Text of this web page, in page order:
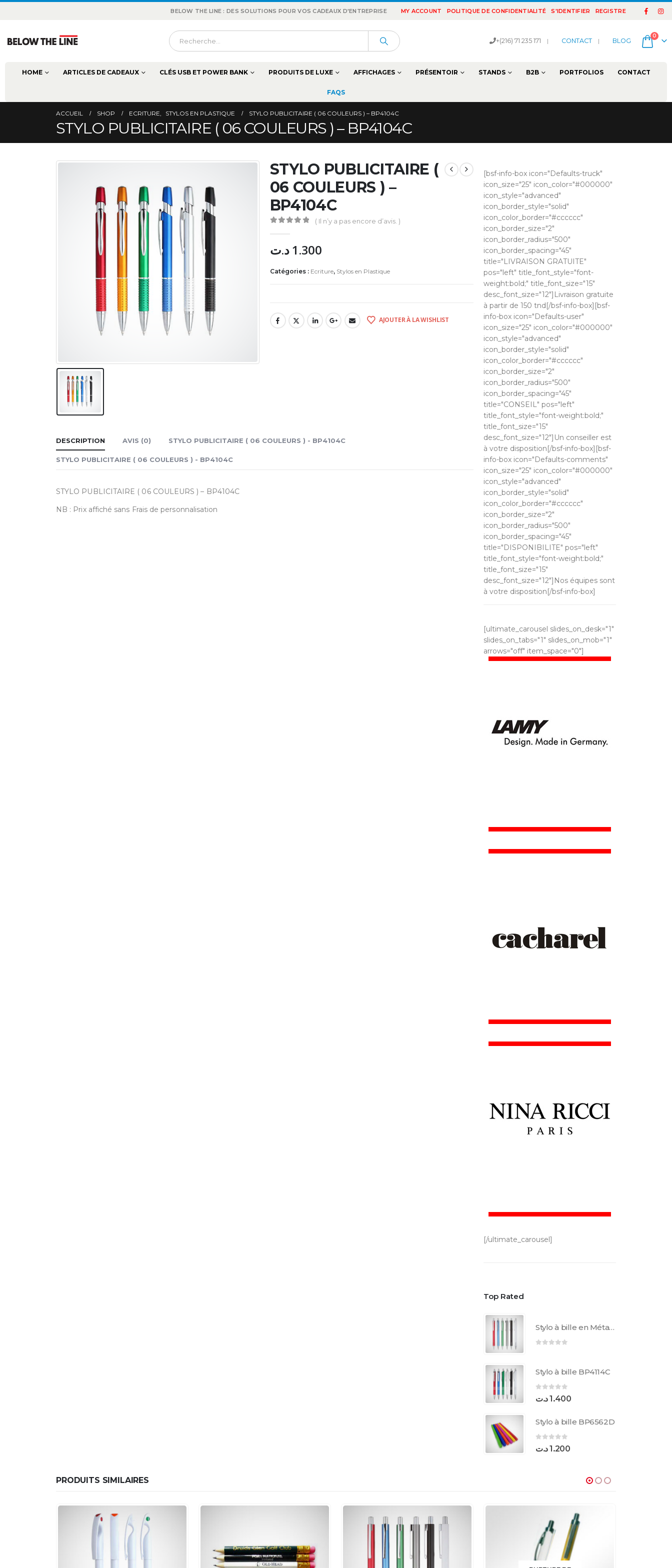
BELOW THE LINE : DES SOLUTIONS POUR VOS CADEAUX D'ENTREPRISE MY ACCOUNT POLITIQUE DE CONFIDENTIALITÉ S'IDENTIFIER REGISTRE
+(216) 71 235 171 | CONTACT | BLOG
0
HOME ARTICLES DE CADEAUX CLÉS USB ET POWER BANK PRODUITS DE LUXE AFFICHAGES PRÉSENTOIR STANDS B2B PORTFOLIOS CONTACT
FAQS
ACCUEIL SHOP ECRITURE, STYLOS EN PLASTIQUE STYLO PUBLICITAIRE ( 06 COULEURS ) – BP4104C
STYLO PUBLICITAIRE ( 06 COULEURS ) – BP4104C
STYLO PUBLICITAIRE (
06 COULEURS ) –
BP4104C
( Il n’y a pas encore d’avis. )
1.300 د.ت
Catégories : Ecriture, Stylos en Plastique
AJOUTER À LA WISHLIST
DESCRIPTION AVIS (0) STYLO PUBLICITAIRE ( 06 COULEURS ) - BP4104C
STYLO PUBLICITAIRE ( 06 COULEURS ) - BP4104C
STYLO PUBLICITAIRE ( 06 COULEURS ) – BP4104C
NB : Prix affiché sans Frais de personnalisation
[bsf-info-box icon="Defaults-truck"
icon_size="25" icon_color="#000000"
icon_style="advanced"
icon_border_style="solid"
icon_color_border="#cccccc"
icon_border_size="2"
icon_border_radius="500"
icon_border_spacing="45"
title="LIVRAISON GRATUITE"
pos="left" title_font_style="font-
weight:bold;" title_font_size="15"
desc_font_size="12"]Livraison gratuite
à partir de 150 tnd[/bsf-info-box][bsf-
info-box icon="Defaults-user"
icon_size="25" icon_color="#000000"
icon_style="advanced"
icon_border_style="solid"
icon_color_border="#cccccc"
icon_border_size="2"
icon_border_radius="500"
icon_border_spacing="45"
title="CONSEIL" pos="left"
title_font_style="font-weight:bold;"
title_font_size="15"
desc_font_size="12"]Un conseiller est
à votre disposition[/bsf-info-box][bsf-
info-box icon="Defaults-comments"
icon_size="25" icon_color="#000000"
icon_style="advanced"
icon_border_style="solid"
icon_color_border="#cccccc"
icon_border_size="2"
icon_border_radius="500"
icon_border_spacing="45"
title="DISPONIBILITE" pos="left"
title_font_style="font-weight:bold;"
title_font_size="15"
desc_font_size="12"]Nos équipes sont
à votre disposition[/bsf-info-box]
[ultimate_carousel slides_on_desk="1"
slides_on_tabs="1" slides_on_mob="1"
arrows="off" item_space="0"]
[/ultimate_carousel]
Top Rated
Stylo à bille en Métal AL1852C
Stylo à bille BP4114C
sur 51.400د.ت
Stylo à bille BP6562D
sur 51.200د.ت
PRODUITS SIMILAIRES